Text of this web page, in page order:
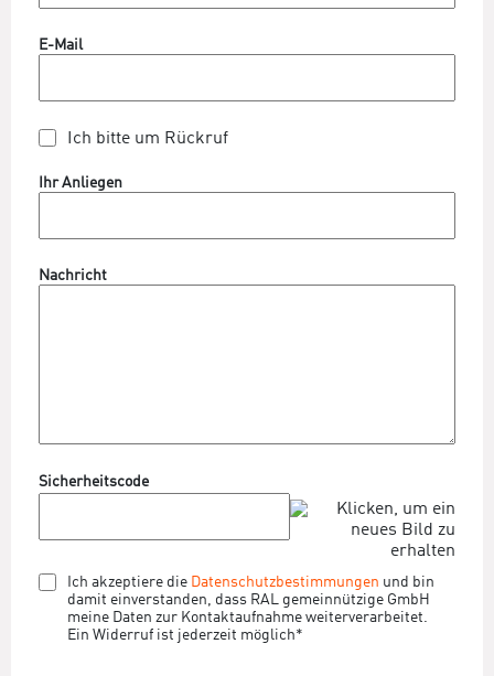
E-Mail
Ich bitte um Rückruf
Ihr Anliegen
Nachricht
Sicherheitscode
Ich akzeptiere die Datenschutzbestimmungen und bin
damit einverstanden, dass RAL gemeinnützige GmbH
meine Daten zur Kontaktaufnahme weiterverarbeitet.
Ein Widerruf ist jederzeit möglich*